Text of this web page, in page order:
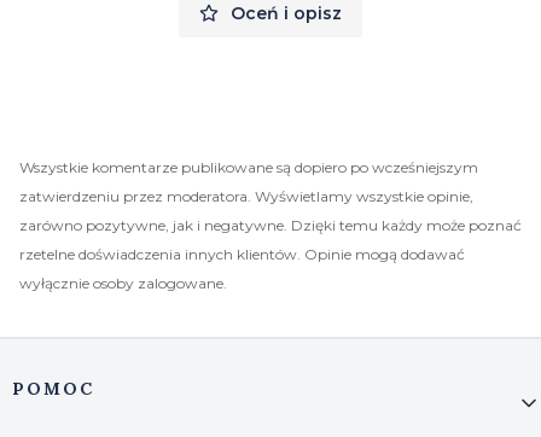
Oceń i opisz
Wszystkie komentarze publikowane są dopiero po wcześniejszym
zatwierdzeniu przez moderatora. Wyświetlamy wszystkie opinie,
zarówno pozytywne, jak i negatywne. Dzięki temu każdy może poznać
rzetelne doświadczenia innych klientów. Opinie mogą dodawać
wyłącznie osoby zalogowane.
Linki w stopce
POMOC